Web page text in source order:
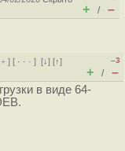
+ / –
] [ · · ·][↓] [↑]
–3
+ / –
в виде 64-